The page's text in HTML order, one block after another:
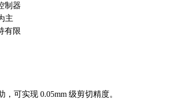
制器
主
有限
可实现 0.05mm 级剪切精度。